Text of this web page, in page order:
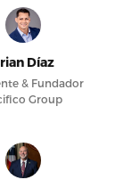
Díaz
& Fundador
Group